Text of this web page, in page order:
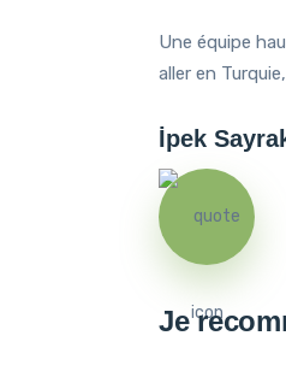
Une équipe
aller en
İpek
Je